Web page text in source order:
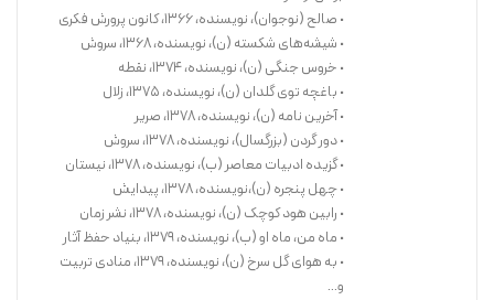
• صالح (نوجوان)، نویسنده، ۱۳۶۶، کانون پرورش فکری
• شیشه‌های شکسته (ن)، نویسنده، ۱۳۶۸، سروش
• خروس جنگی (ن)، نویسنده، ۱۳۷۴، نقطه
• باغچه توی گلدان (ن)، نویسنده، ۱۳۷۵، زلال
• آخرین نامه (ن)، نویسنده، ۱۳۷۸، صریر
• دور گردن (بزرگسال)، نویسنده، ۱۳۷۸، سروش
• گزیده ادبیات معاصر (ب)، نویسنده، ۱۳۷۸، نیستان
• چهل پنجره (ن)،نویسنده، ۱۳۷۸، پیدایش
• رابین هود کوچک (ن)، نویسنده، ۱۳۷۸، نشر زمان
• ماه من، ماه او (ب)، نویسنده، ۱۳۷۹، بنیاد حفظ آثار
• به هوای گل سرخ (ن)، نویسنده، ۱۳۷۹، منادی تربیت
و...